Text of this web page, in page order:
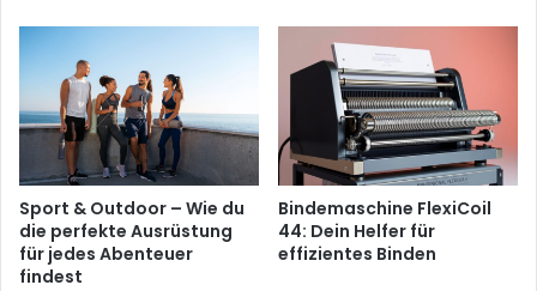
Sport & Outdoor – Wie du
die perfekte Ausrüstung
für jedes Abenteuer
findest
Bindemaschine FlexiCoil
44: Dein Helfer für
effizientes Binden